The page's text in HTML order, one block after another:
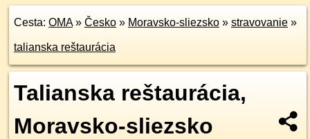
Cesta: OMA» Česko » Moravsko-sliezsko » stravovanie »
talianska reštaurácia
Talianska reštaurácia,
Moravsko-sliezsko